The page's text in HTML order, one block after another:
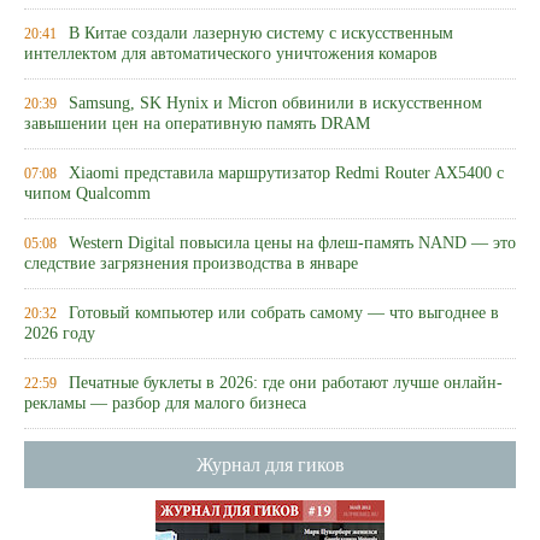
20:41 В Китае создали лазерную систему с искусственным
интеллектом для автоматического уничтожения комаров
20:39 Samsung, SK Hynix и Micron обвинили в искусственном
завышении цен на оперативную память DRAM
07:08 Xiaomi представила маршрутизатор Redmi Router AX5400 с
чипом Qualcomm
05:08 Western Digital повысила цены на флеш-память NAND — это
следствие загрязнения производства в январе
20:32 Готовый компьютер или собрать самому — что выгоднее в
2026 году
22:59 Печатные буклеты в 2026: где они работают лучше онлайн-
рекламы — разбор для малого бизнеса
Журнал для гиков